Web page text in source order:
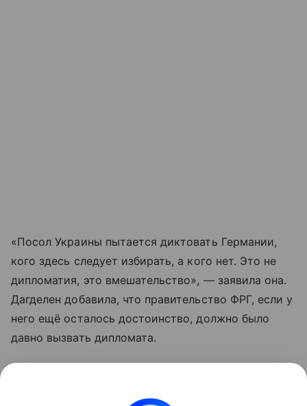
«Посол Украины пытается диктовать Германии,
кого здесь следует избирать, а кого нет. Это не
дипломатия, это вмешательство», — заявила она.
Дагделен добавила, что правительство ФРГ, если у
него ещё осталось достоинство, должно было
давно вызвать дипломата.